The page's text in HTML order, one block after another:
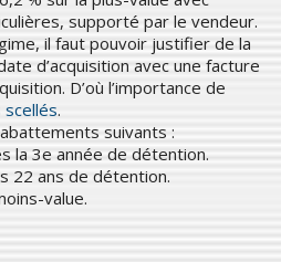
supporté par le vendeur.
il faut pouvoir justifier de la
d’acquisition avec une facture
D’où l’importance de
scellés.
suivants :
la 3e année de détention.
22 ans de détention.
value.